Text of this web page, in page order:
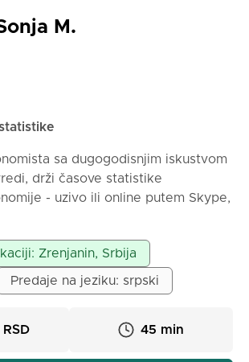
M.
sa dugogodisnjim iskustvom
drži časove statistike
- uzivo ili online putem Skype,
Zrenjanin, Srbija
Predaje na jeziku: srpski
45 min